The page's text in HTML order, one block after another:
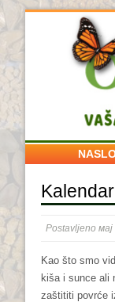
Postavljeno
Kao što smo
kiša i sunce ali
zaštititi povrće